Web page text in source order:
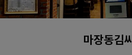
마장동김씨